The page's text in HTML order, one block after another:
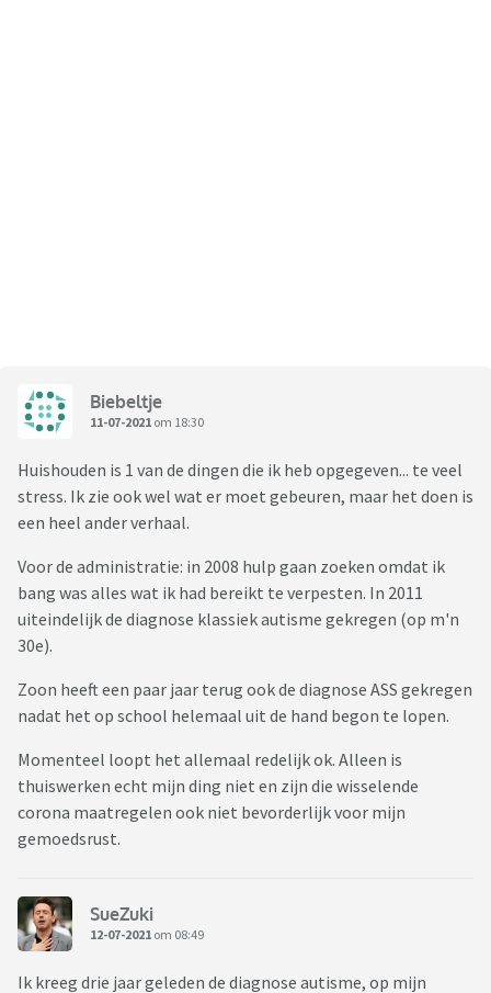
Biebeltje
11-07-2021 om 18:30
Huishouden is 1 van de dingen die ik heb opgegeven... te veel
stress. Ik zie ook wel wat er moet gebeuren, maar het doen is
een heel ander verhaal.
Voor de administratie: in 2008 hulp gaan zoeken omdat ik
bang was alles wat ik had bereikt te verpesten. In 2011
uiteindelijk de diagnose klassiek autisme gekregen (op m'n
30e).
Zoon heeft een paar jaar terug ook de diagnose ASS gekregen
nadat het op school helemaal uit de hand begon te lopen.
Momenteel loopt het allemaal redelijk ok. Alleen is
thuiswerken echt mijn ding niet en zijn die wisselende
corona maatregelen ook niet bevorderlijk voor mijn
gemoedsrust.
SueZuki
12-07-2021 om 08:49
Ik kreeg drie jaar geleden de diagnose autisme, op mijn